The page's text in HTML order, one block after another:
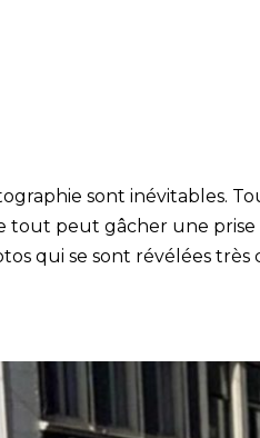
sont inévitables.
tout peut gâcher une prise
qui se sont révélées